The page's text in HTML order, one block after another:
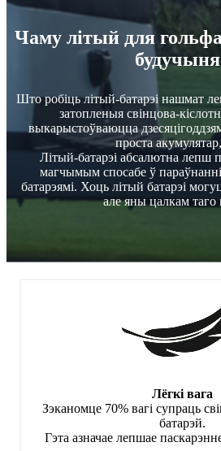
Чаму літый для гольфа
Што робіць літый-батарэі нашмат
затопленыя свінцова-
выкарыстоўваюцца
проста
Літый-батарэі абсалютна
магчымым спосабе ў параўнанні
батарэямі. Хоць літый батарэі
але яны цалкам таго
Лёгкі вага
Зэканомце 70% вагі супраць
батарэй.
Гэта азначае лепшае